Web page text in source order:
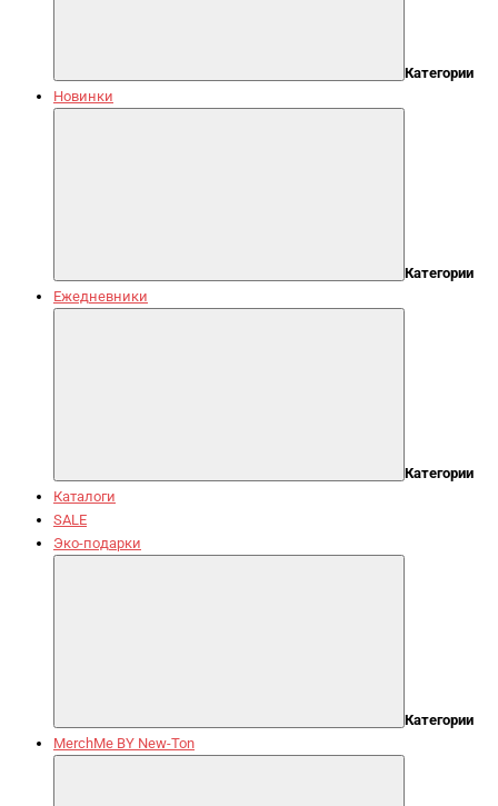
Категории
Новинки
Категории
Ежедневники
Категории
Каталоги
SALE
Эко-подарки
Категории
MerchMe BY New-Ton